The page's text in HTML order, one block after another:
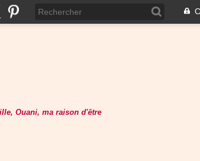
Ouani, ma raison d'être